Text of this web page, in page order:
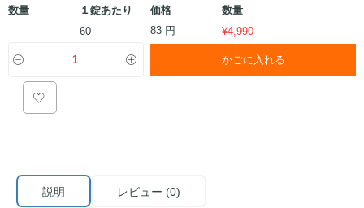
数量 １錠あたり 価格
数量
60
83 円 ¥4,990
かごに入れる
説明 レビュー (0)